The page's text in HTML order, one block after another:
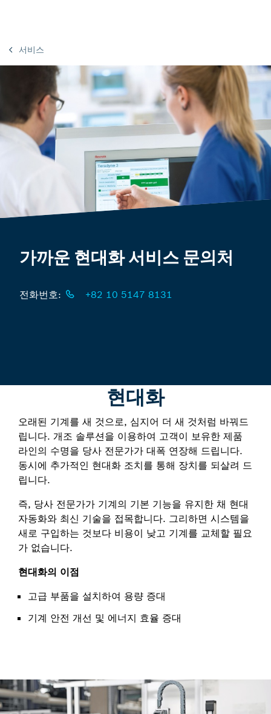
서비스
가까운 현대화 서비스 문의처
전화번호: +82 10 5147 8131
현대화
오래된 기계를 새 것으로, 심지어 더 새 것처럼 바꿔드
립니다. 개조 솔루션을 이용하여 고객이 보유한 제품
라인의 수명을 당사 전문가가 대폭 연장해 드립니다.
동시에 추가적인 현대화 조치를 통해 장치를 되살려 드
립니다.
즉, 당사 전문가가 기계의 기본 기능을 유지한 채 현대
자동화와 최신 기술을 접목합니다. 그리하면 시스템을
새로 구입하는 것보다 비용이 낮고 기계를 교체할 필요
가 없습니다.
현대화의 이점
고급 부품을 설치하여 용량 증대
기계 안전 개선 및 에너지 효율 증대